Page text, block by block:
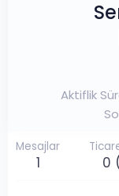
Aktiflik
Mesajlar
1 0